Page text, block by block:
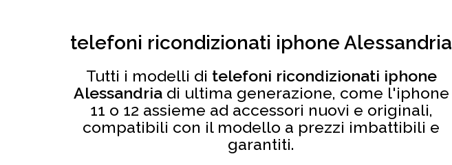
telefoni ricondizionati iphone Alessandria
Tutti i modelli di telefoni ricondizionati iphone
Alessandriadi ultima generazione, come l'iphone
11 o 12 assieme ad accessori nuovi e originali,
compatibili con il modello a prezzi imbattibili e
garantiti.